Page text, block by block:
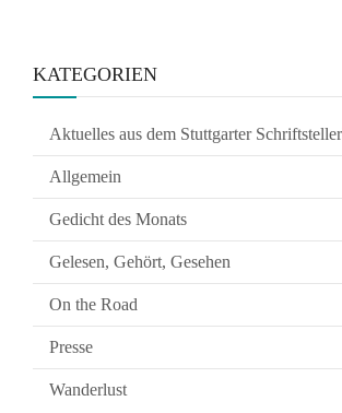
KATEGORIEN
Aktuelles aus dem Stuttgarter
Allgemein
Gedicht des Monats
Gelesen, Gehört, Gesehen
On the Road
Presse
Wanderlust